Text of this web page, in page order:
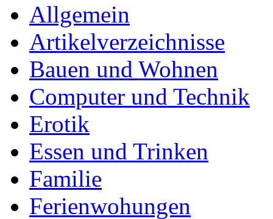
Allgemein
Artikelverzeichnisse
Bauen und Wohnen
Computer und Technik
Erotik
Essen und Trinken
Familie
Ferienwohungen